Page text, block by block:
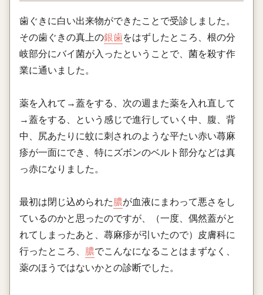
歯ぐきに白い出来物ができたことで受診しました。
その歯ぐきの真上の銀歯をはずしたところ、根の分
岐部分にバイ菌が入ったということで、菌を殺す作
業に通いました。
薬を入れて→蓋をする、次の週また薬を入れ直して
→蓋をする、という感じで進行していく中、腹、背
中、尻あたりに蚊に刺されのような平たい赤い蕁麻
疹が一面にでき、特にズボンのベルト部分などは真
っ赤になりました。
最初は閉じ込められた 膿が血液にまわって悪さをし
ているのかと思ったのですが、（一度、偶然蓋がと
れてしまったあと、蕁麻疹が引いたので）皮膚科に
行ったところ、
膿でこんなになることはまずなく、
薬のほうではないかとの診断でした。